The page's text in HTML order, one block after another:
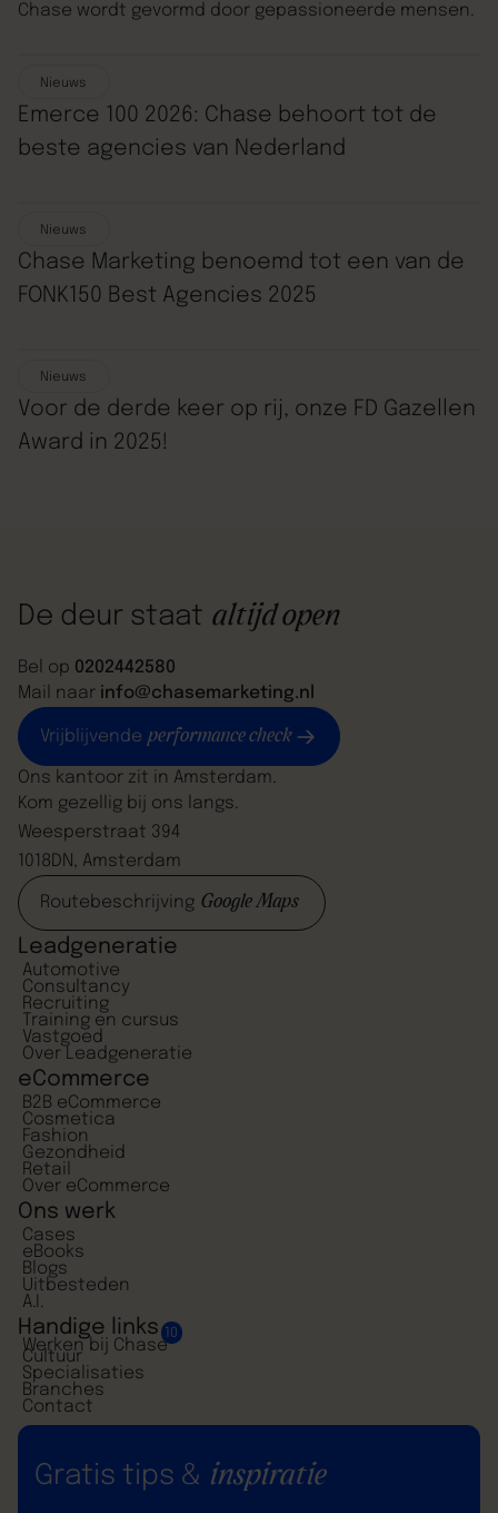
Chase wordt gevormd door gepassioneerde mensen.
Nieuws
Emerce 100 2026: Chase behoort tot de
beste agencies van Nederland
Nieuws
Chase Marketing benoemd tot een van de
FONK150 Best Agencies 2025
Nieuws
Voor de derde keer op rij, onze FD Gazellen
Award in 2025!
De deur staat altijd open
Bel op 0202442580
Mail naar info@chasemarketing.nl
Vrijblijvende performance check
Ons kantoor zit in Amsterdam.
Kom gezellig bij ons langs.
Weesperstraat 394
1018DN, Amsterdam
Routebeschrijving Google Maps
Leadgeneratie
Automotive
Consultancy
Recruiting
Training en cursus
Vastgoed
Over Leadgeneratie
eCommerce
B2B eCommerce
Cosmetica
Fashion
Gezondheid
Retail
Over eCommerce
Ons werk
Cases
eBooks
Blogs
Uitbesteden
A.I.
Handige links
Werken bij Chase
10
Cultuur
Specialisaties
Branches
Contact
Gratis tips & inspiratie